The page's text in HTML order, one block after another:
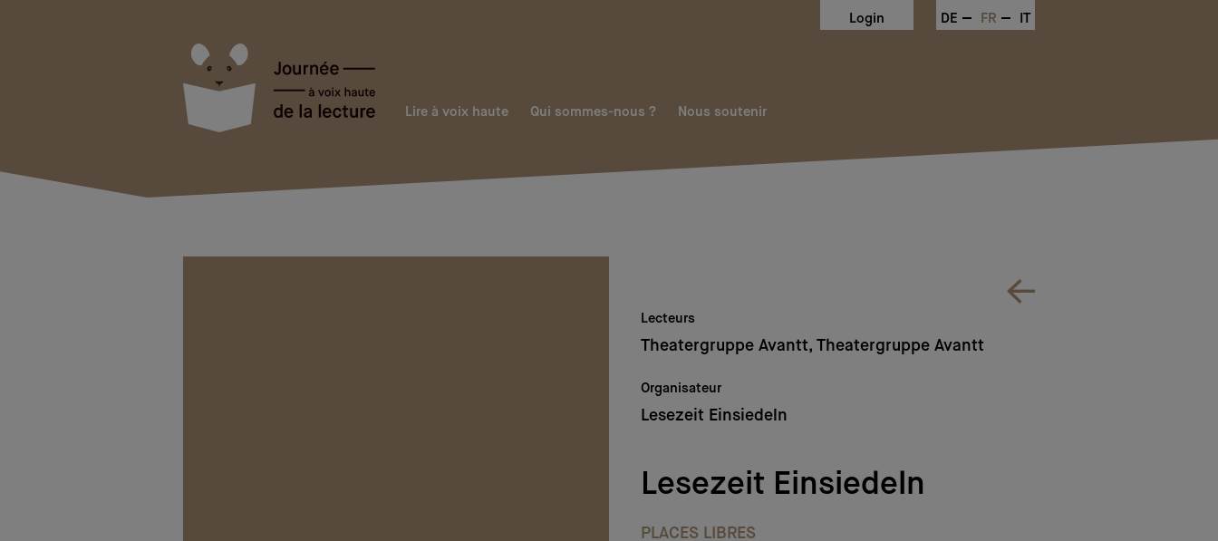
Login DE FR IT
Lire à voix haute Qui sommes-nous ? Nous soutenir
Lecteurs
Theatergruppe Avantt, Theatergruppe Avantt
Organisateur
Lesezeit Einsiedeln
Lesezeit Einsiedeln
PLACES LIBRES